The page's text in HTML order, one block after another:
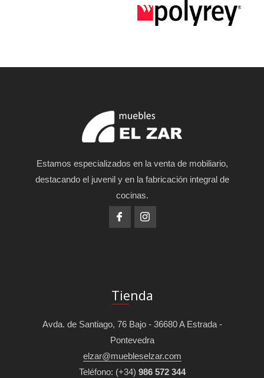
Estamos especializados en la venta de mobiliario,
destacando el juvenil y en la fabricación integral de
cocinas.
Tienda
Avda. de Santiago, 76 Bajo - 36680 A Estrada -
Pontevedra
elzar@muebleselzar.com
Teléfono: (+34) 986 572 344